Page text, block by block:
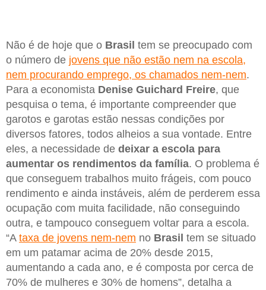
Não é de hoje que o Brasil tem se preocupado com
o número de jovens que não estão nem na escola,
nem procurando emprego, os chamados nem-nem.
Para a economista Denise Guichard Freire, que
pesquisa o tema, é importante compreender que
garotos e garotas estão nessas condições por
diversos fatores, todos alheios a sua vontade. Entre
eles, a necessidade de deixar a escola para
aumentar os rendimentos da família. O problema é
que conseguem trabalhos muito frágeis, com pouco
rendimento e ainda instáveis, além de perderem essa
ocupação com muita facilidade, não conseguindo
outra, e tampouco conseguem voltar para a escola.
“A taxa de jovens nem-nem no Brasil tem se situado
em um patamar acima de 20% desde 2015,
aumentando a cada ano, e é composta por cerca de
70% de mulheres e 30% de homens”, detalha a